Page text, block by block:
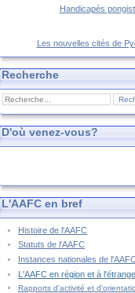
Handicapés
Les nouvelles cités de
Recherche
D'où venez-vous?
L'AAFC en bref
Histoire de l'AAFC
Statuts de l'AAFC
Instances nationales de
L'AAFC en région et à
Rapports d'activité et